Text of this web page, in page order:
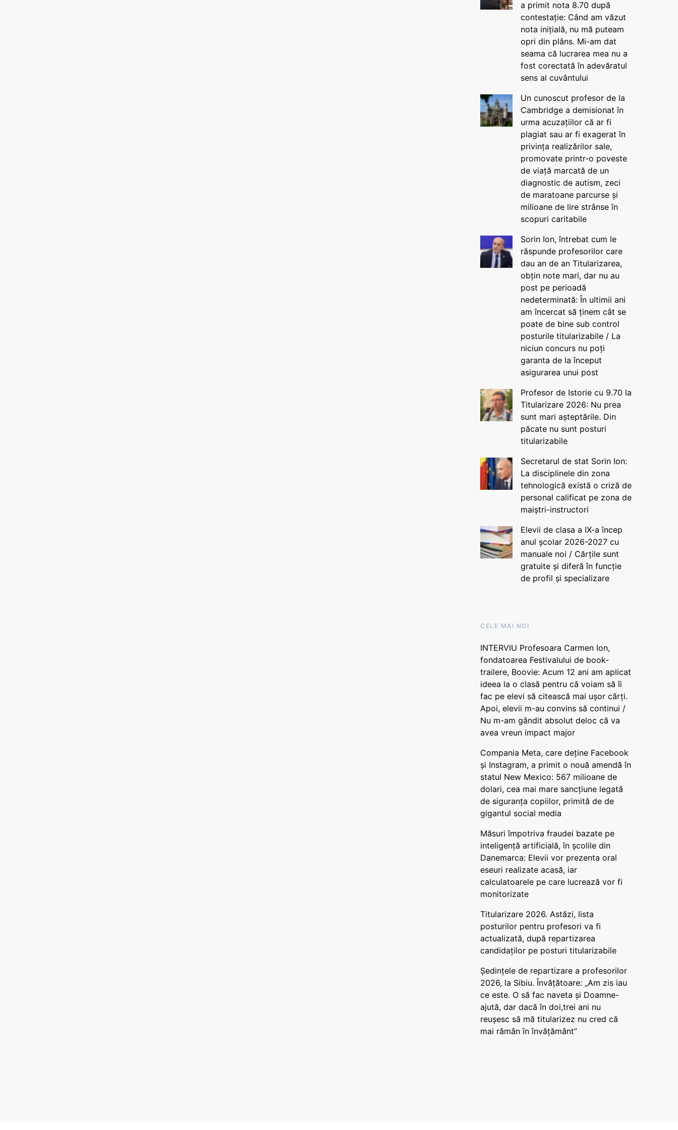
a primit nota 8.70 după
contestație: Când am văzut
nota inițială, nu mă puteam
opri din plâns. Mi-am dat
seama că lucrarea mea nu a
fost corectată în adevăratul
sens al cuvântului
Un cunoscut profesor de la
Cambridge a demisionat în
urma acuzațiilor că ar fi
plagiat sau ar fi exagerat în
privința realizărilor sale,
promovate printr-o poveste
de viață marcată de un
diagnostic de autism, zeci
de maratoane parcurse și
milioane de lire strânse în
scopuri caritabile
Sorin Ion, întrebat cum le
răspunde profesorilor care
dau an de an Titularizarea,
obțin note mari, dar nu au
post pe perioadă
nedeterminată: În ultimii ani
am încercat să ținem cât se
poate de bine sub control
posturile titularizabile / La
niciun concurs nu poți
garanta de la început
asigurarea unui post
Profesor de Istorie cu 9.70 la
Titularizare 2026: Nu prea
sunt mari așteptările. Din
păcate nu sunt posturi
titularizabile
Secretarul de stat Sorin Ion:
La disciplinele din zona
tehnologică există o criză de
personal calificat pe zona de
maiștri-instructori
Elevii de clasa a IX-a încep
anul școlar 2026-2027 cu
manuale noi / Cărțile sunt
gratuite și diferă în funcție
de profil și specializare
CELE MAI NOI
INTERVIU Profesoara Carmen Ion,
fondatoarea Festivalului de book-
trailere, Boovie: Acum 12 ani am aplicat
ideea la o clasă pentru că voiam să îi
fac pe elevi să citească mai ușor cărți.
Apoi, elevii m-au convins să continui /
Nu m-am gândit absolut deloc că va
avea vreun impact major
Compania Meta, care deține Facebook
și Instagram, a primit o nouă amendă în
statul New Mexico: 567 milioane de
dolari, cea mai mare sancțiune legată
de siguranța copiilor, primită de de
gigantul social media
Măsuri împotriva fraudei bazate pe
inteligență artificială, în școlile din
Danemarca: Elevii vor prezenta oral
eseuri realizate acasă, iar
calculatoarele pe care lucrează vor fi
monitorizate
Titularizare 2026. Astăzi, lista
posturilor pentru profesori va fi
actualizată, după repartizarea
candidaților pe posturi titularizabile
Ședințele de repartizare a profesorilor
2026, la Sibiu. Învățătoare: „Am zis iau
ce este. O să fac naveta și Doamne-
ajută, dar dacă în doi,trei ani nu
reușesc să mă titularizez nu cred că
mai rămân în învățământ”